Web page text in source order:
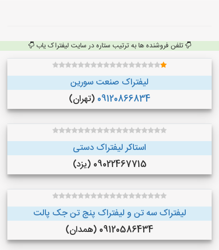
تلفن فروشنده ها به ترتیب ستاره در سایت لیفتراک یاب
لیفتراک صنعت سورین
09120866834 (تهران)
استاکر لیفتراک دستی
09022467715 (یزد)
لیفتراک سه تن و لیفتراک پنج تن جک پالت
09120586434 (همدان)